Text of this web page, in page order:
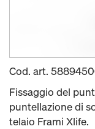
Cod. art.
Fissaggio del
puntellazione di
telaio Frami Xlife.